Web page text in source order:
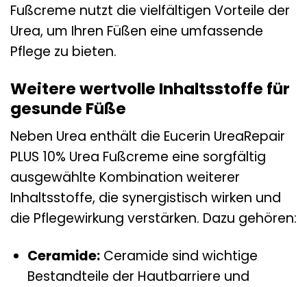
Fußcreme nutzt die vielfältigen Vorteile der
Urea, um Ihren Füßen eine umfassende
Pflege zu bieten.
Weitere wertvolle Inhaltsstoffe für
gesunde Füße
Neben Urea enthält die Eucerin UreaRepair
PLUS 10% Urea Fußcreme eine sorgfältig
ausgewählte Kombination weiterer
Inhaltsstoffe, die synergistisch wirken und
die Pflegewirkung verstärken. Dazu gehören:
Ceramide:Ceramide sind wichtige
Bestandteile der Hautbarriere und